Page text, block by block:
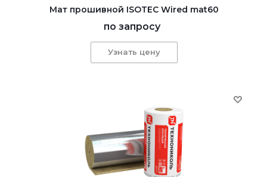
Мат прошивной ISOTEC Wired mat60
по запросу
Узнать цену